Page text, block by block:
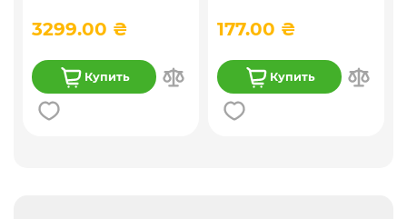
3299.00 ₴
Купить
177.00 ₴
Купить